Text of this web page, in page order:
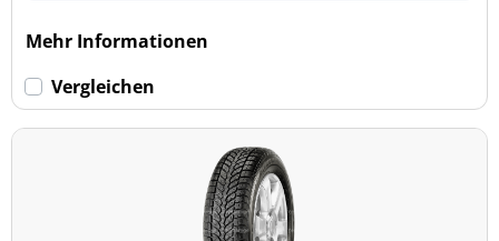
Mehr Informationen
Vergleichen